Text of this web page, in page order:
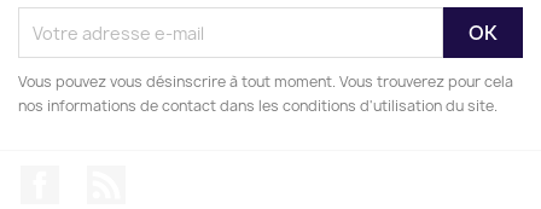
Vous pouvez vous désinscrire à tout moment. Vous trouverez pour cela
nos informations de contact dans les conditions d'utilisation du site.